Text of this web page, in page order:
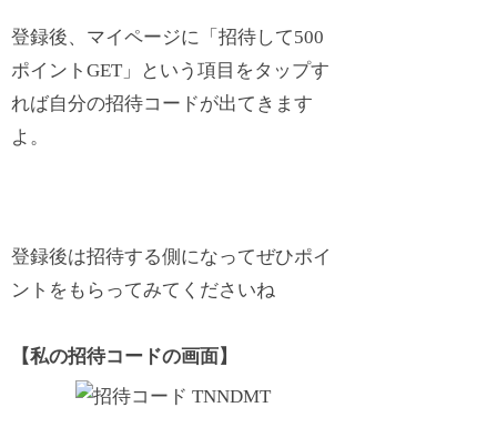
登録後、マイページに「招待して500
ポイントGET」という項目をタップす
れば自分の招待コードが出てきます
よ。
登録後は招待する側になってぜひポイ
ントをもらってみてくださいね
【私の招待コードの画面】